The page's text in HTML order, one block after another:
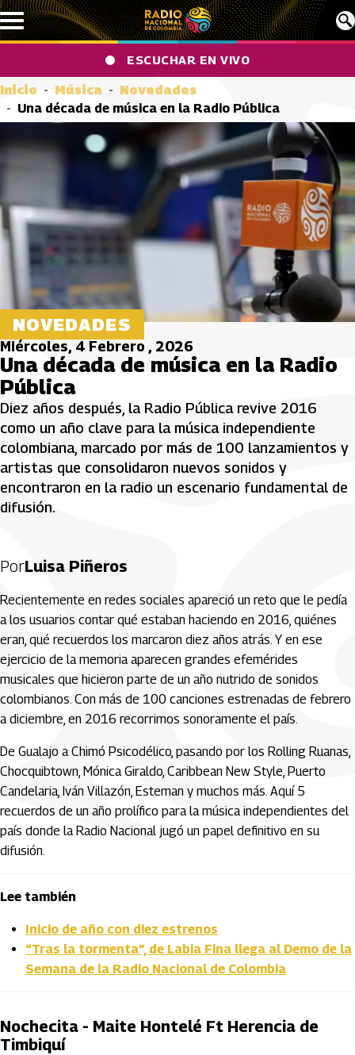
Pasar al contenido principal
ESCUCHAR EN VIVO
Inicio Música
Novedades
Una década de música en la Radio Pública
NOVEDADES
Miércoles, 4 Febrero , 2026
Una década de música en la Radio
Pública
Diez años después, la Radio Pública revive 2016
como un año clave para la música independiente
colombiana, marcado por más de 100 lanzamientos y
artistas que consolidaron nuevos sonidos y
encontraron en la radio un escenario fundamental de
difusión.
PorLuisa Piñeros
Recientemente en redes sociales apareció un reto que le pedía
a los usuarios contar qué estaban haciendo en 2016, quiénes
eran, qué recuerdos los marcaron diez años atrás. Y en ese
ejercicio de la memoria aparecen grandes efemérides
musicales que hicieron parte de un año nutrido de sonidos
colombianos. Con más de 100 canciones estrenadas de febrero
a diciembre, en 2016 recorrimos sonoramente el país.
De Gualajo a Chimó Psicodélico, pasando por los Rolling Ruanas,
Chocquibtown, Mónica Giraldo, Caribbean New Style, Puerto
Candelaria, Iván Villazón, Esteman y muchos más. Aquí 5
recuerdos de un año prolífico para la música independientes del
país donde la Radio Nacional jugó un papel definitivo en su
difusión.
Lee también
Inicio de año con diez estrenos
“Tras la tormenta”, de Labia Fina llega al Demo de la
Semana de la Radio Nacional de Colombia
Nochecita - Maite Hontelé Ft Herencia de
Timbiquí